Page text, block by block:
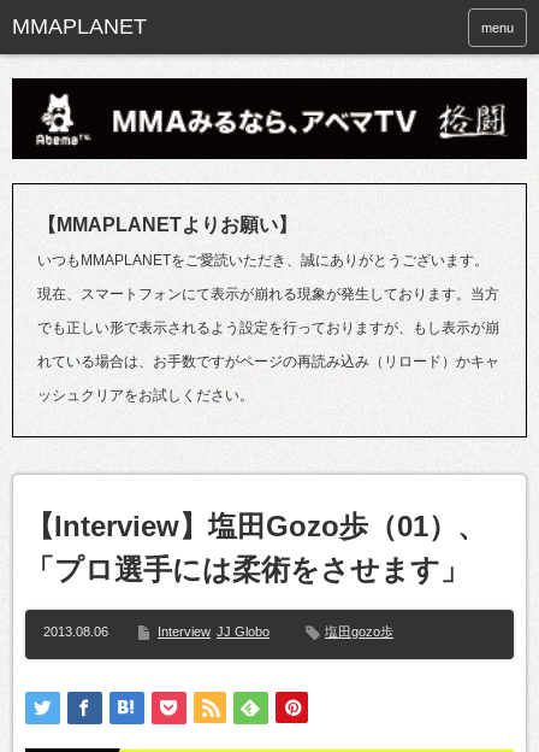
menu
【MMAPLANETよりお願い】
いつもMMAPLANETをご愛読いただき、誠にありがとうございます。
現在、スマートフォンにて表示が崩れる現象が発生しております。当方
でも正しい形で表示されるよう設定を行っておりますが、もし表示が崩
れている場合は、お手数ですがページの再読み込み（リロード）かキャ
ッシュクリアをお試しください。
【Interview】塩田Gozo歩（01）、
「プロ選手には柔術をさせます」
2013.08.06 Interview JJ Globo 塩田gozo歩